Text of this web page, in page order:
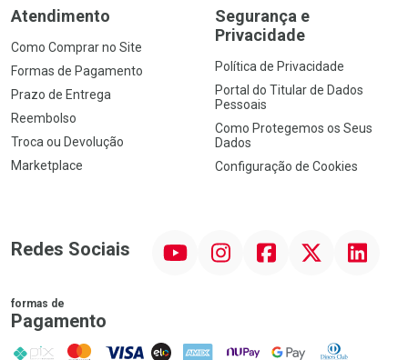
Atendimento
Como Comprar no Site
Formas de Pagamento
Prazo de Entrega
Reembolso
Troca ou Devolução
Marketplace
Segurança e
Privacidade
Política de Privacidade
Portal do Titular de Dados
Pessoais
Como Protegemos os Seus
Dados
Configuração de Cookies
Redes Sociais InstagramFacebook Linkedin
formas de
Pagamento
PIX MasterCard
VISA ELO AMEX NuPay Google PayDiners Club